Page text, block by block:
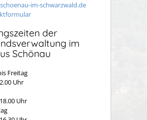
im-schwarzwald.de
der
im
Schönau
Freitag
Uhr
Uhr